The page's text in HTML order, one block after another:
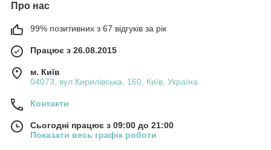
Про нас
99% позитивних з 67 відгуків за рік
Працює з 26.08.2015
м. Київ
04073, вул.Кирилівська, 160, Київ, Україна
Контакти
Сьогодні працює з 09:00 до 21:00
Показати весь графік роботи